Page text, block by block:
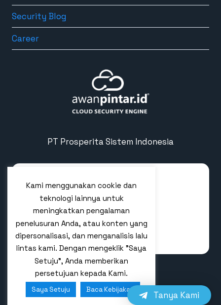
Security Blog
Career
PT Prosperita Sistem Indonesia
Linkedin
© 2026 AWANPINTAR
Kami menggunakan cookie dan
teknologi lainnya untuk
meningkatkan pengalaman
penelusuran Anda, atau konten yang
dipersonalisasi, dan menganalisis lalu
lintas kami. Dengan mengeklik "Saya
Setuju", Anda memberikan
persetujuan kepada Kami.
Saya Setuju Baca Kebijakan Tanya Kami